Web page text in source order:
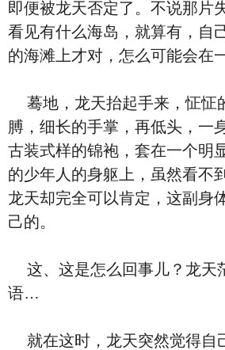
即便被龙天否定了。不说那片
看见有什么海岛，就算有，自
的海滩上才对，怎么可能会在
蓦地，龙天抬起手来，怔怔
膊，细长的手掌，再低头，一
古装式样的锦袍，套在一个明
的少年人的身躯上，虽然看不
龙天却完全可以肯定，这副身
己的。
这、这是怎么回事儿？龙天
语…
就在这时，龙天突然觉得自